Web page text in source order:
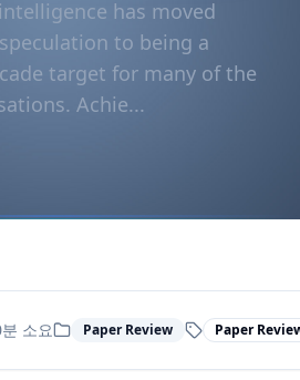
has moved
to being a
target for many of the
Achie...
분 소요 Paper Review Paper